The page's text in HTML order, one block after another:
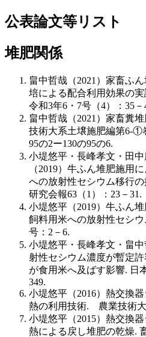
公表論文等リスト
堆肥関係
畠中哲哉（2021）家畜ふ
培による配合利用効果の
令和3年6・7号（4）：35－
畠中哲哉（2021）家畜糞
技術大系土壌施肥編第6-①
95の2ー130の95の6.
小堤悠平・長峰孝文・田
（2019）牛ふん堆肥施用
への放射性セシウム移行
研究会報63（1）：23－31.
小堤悠平（2019）牛ふん
飼料用米への放射性セシ
号：2－6.
小堤悠平・長峰孝文・畠
射性セシウム濃度が暫定
が食用米へ及ばす影響. 日
349.
小堤悠平（2016）熱交換
熱の利用技術. 農業技術
小堤悠平（2015）熱交換
熱による戻し堆肥の乾燥.